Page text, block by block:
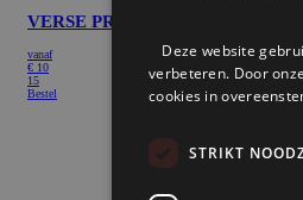
VERSE PRUIMEN
vanaf
€ 10
15
Bestel